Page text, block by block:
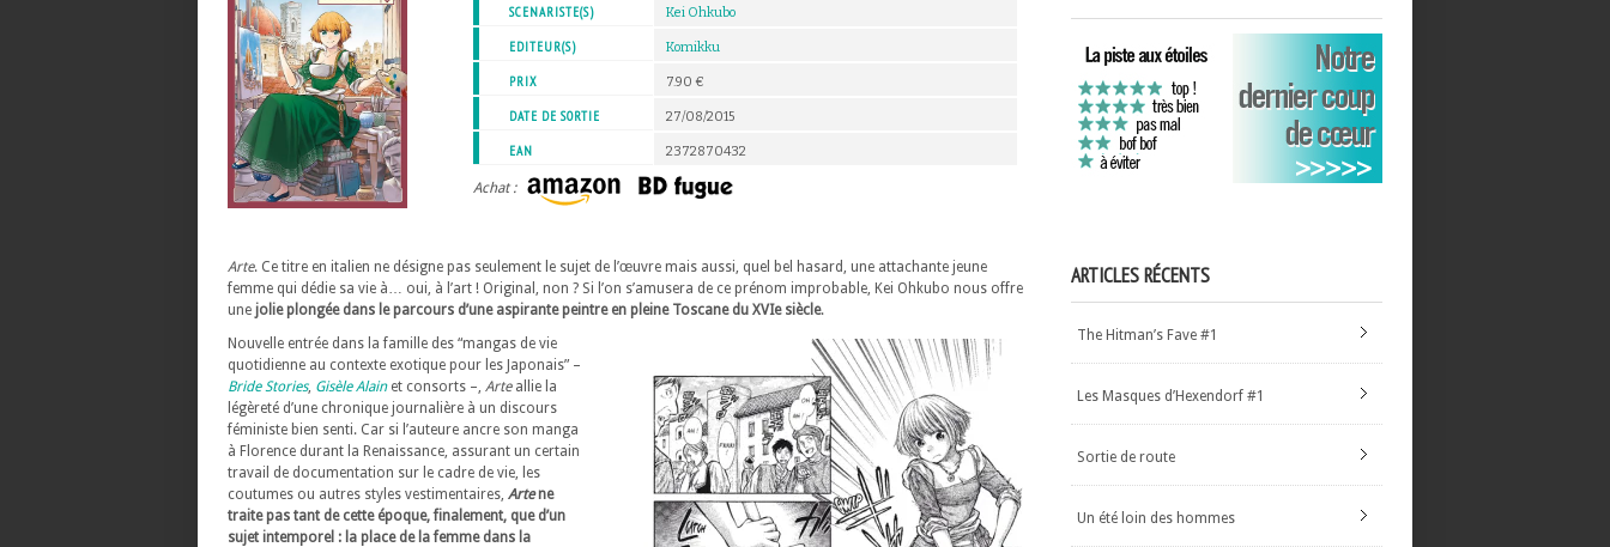
SCENARISTE(S) Kei Ohkubo
EDITEUR(S) Komikku
PRIX 7.90 €
DATE DE SORTIE 27/08/2015
EAN 2372870432
Achat :
Arte. Ce titre en italien ne désigne pas seulement le sujet de l’œuvre mais aussi, quel bel hasard, une attachante jeune
femme qui dédie sa vie à… oui, à l’art ! Original, non ? Si l’on s’amusera de ce prénom improbable, Kei Ohkubo nous offre
une jolie plongée dans le parcours d’une aspirante peintre en pleine Toscane du XVIe siècle.
Nouvelle entrée dans la famille des “mangas de vie
quotidienne au contexte exotique pour les Japonais” –
Bride Stories, Gisèle Alainet consorts –, Arteallie la
légèreté d’une chronique journalière à un discours
féministe bien senti. Car si l’auteure ancre son manga
à Florence durant la Renaissance, assurant un certain
travail de documentation sur le cadre de vie, les
coutumes ou autres styles vestimentaires, Artene
traite pas tant de cette époque, finalement, que d’un
sujet intemporel : la place de la femme dans la
ARTICLES RÉCENTS
The Hitman’s Fave #1
Les Masques d’Hexendorf #1
Sortie de route
Un été loin des hommes